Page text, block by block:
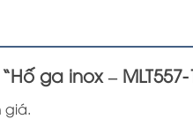
ga inox – MLT557-
giá.